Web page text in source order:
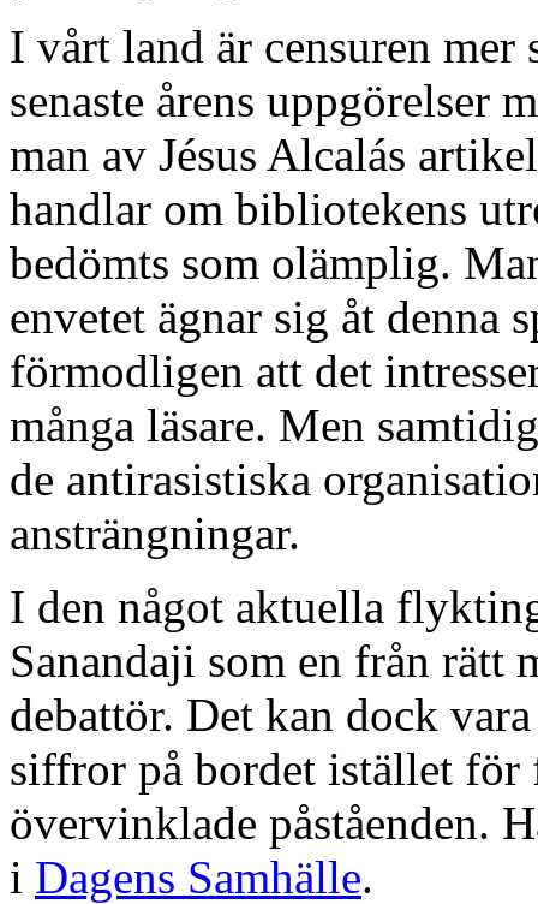
I vårt land är censuren
senaste årens uppgörelser
man av Jésus Alcalás
handlar om bibliotekens
bedömts som olämplig.
envetet ägnar sig åt denna
förmodligen att det
många läsare. Men
de antirasistiska
ansträngningar.
I den något aktuella
Sanandaji som en från rätt
debattör. Det kan dock
siffror på bordet istället för
övervinklade påståenden.
i Dagens Samhälle.